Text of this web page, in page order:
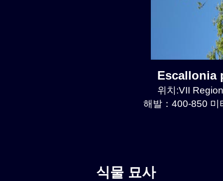
Escallonia
위치:VII
해발：400-850 미
식물 묘사